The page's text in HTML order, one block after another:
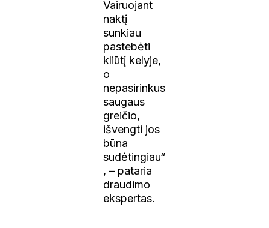
Vairuojant
naktį
sunkiau
pastebėti
kliūtį kelyje,
o
nepasirinkus
saugaus
greičio,
išvengti jos
būna
sudėtingiau“
, – pataria
draudimo
ekspertas.